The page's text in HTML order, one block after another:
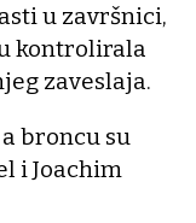
u završnici,
kontrolirala
zaveslaja.
broncu su
i Joachim